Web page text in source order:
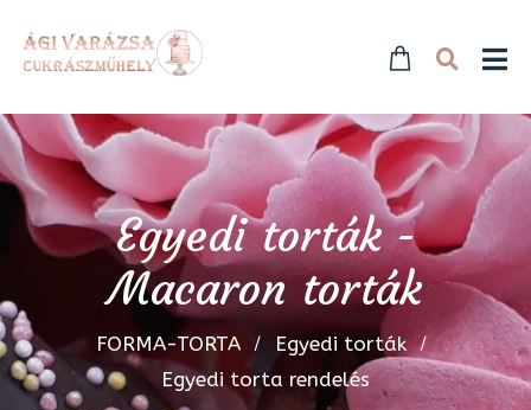
Egyedi torták -
Macaron torták
FORMA-TORTA
Egyedi torták
Egyedi torta rendelés